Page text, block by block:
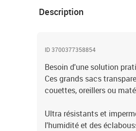
Description
ID 3700377358854
Besoin d'une solution
Ces grands sacs
couettes, oreillers ou
Ultra résistants et
l'humidité et des